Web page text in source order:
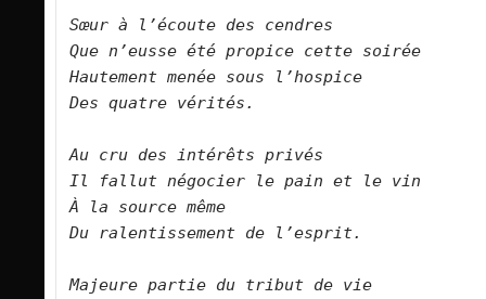
Sœur à l’écoute des cendres
Que n’eusse été propice cette soirée
Hautement menée sous l’hospice
Des quatre vérités.
Au cru des intérêts privés
Il fallut négocier le pain et le vin
À la source même
Du ralentissement de l’esprit.
Majeure partie du tribut de vie